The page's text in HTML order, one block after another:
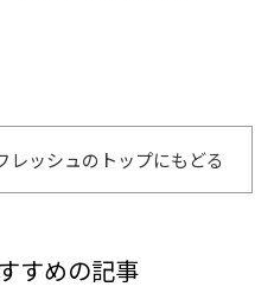
レッシュのトップにもどる
すめの記事